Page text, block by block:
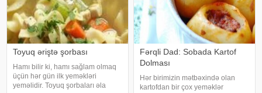
Toyuq əriştə şorbası
Hamı bilir ki, hamı sağlam olmaq
üçün hər gün ilk yeməkləri
yeməlidir. Toyuq şorbaları əla
Fərqli Dad: Sobada Kartof
Dolması
Hər birimizin mətbəxində olan
kartofdan bir çox yeməklər